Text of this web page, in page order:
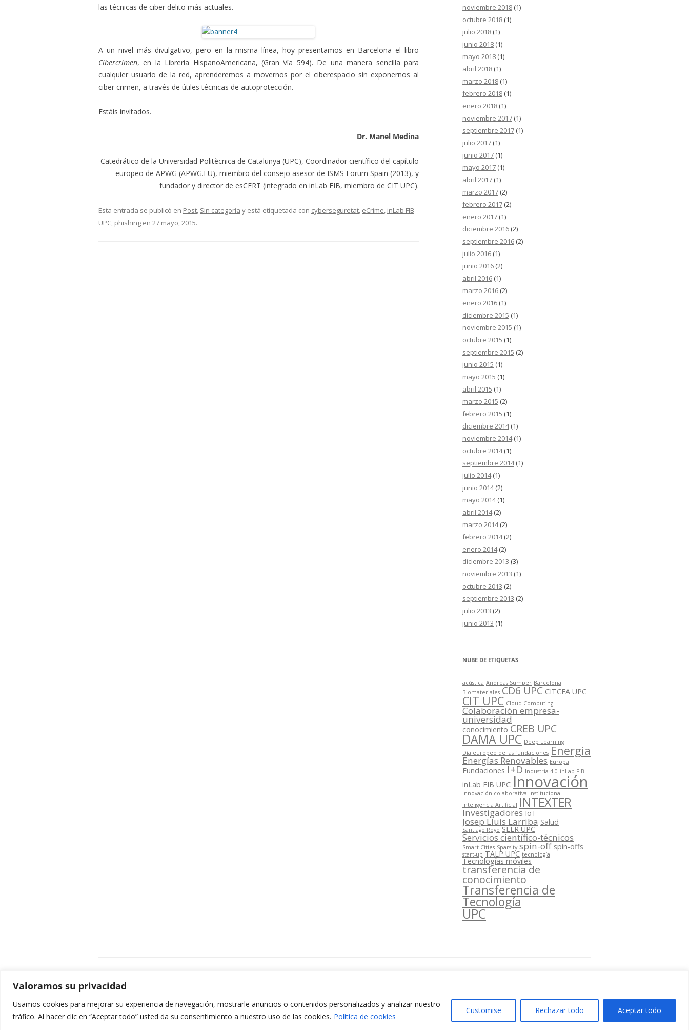
Valoramos su privacidad
Usamos cookies para mejorar su experiencia de navegación, mostrarle anuncios o contenidos personalizados y analizar nuestro
tráfico. Al hacer clic en “Aceptar todo” usted da su consentimiento a nuestro uso de las cookies. Política de cookies
Customise Rechazar todo Aceptar todo
las técnicas de ciber delito más actuales.
A un nivel más divulgativo, pero en la misma línea, hoy presentamos en Barcelona el libro
Cibercrimen, en la Librería HispanoAmericana, (Gran Vía 594). De una manera sencilla para
cualquier usuario de la red, aprenderemos a movernos por el ciberespacio sin exponernos al
ciber crimen, a través de útiles técnicas de autoprotección.
Estáis invitados.
Dr. Manel Medina
Catedrático de la Universidad Politècnica de Catalunya (UPC), Coordinador científico del capítulo
europeo de APWG (APWG.EU), miembro del consejo asesor de ISMS Forum Spain (2013), y
fundador y director de esCERT (integrado en inLab FIB, miembro de CIT UPC).
Esta entrada se publicó en Post, Sin categoría y está etiquetada con cyberseguretat, eCrime, inLab FIB
UPC, phishing en 27 mayo, 2015.
noviembre 2018 (1)
octubre 2018 (1)
julio 2018 (1)
junio 2018 (1)
mayo 2018 (1)
abril 2018 (1)
marzo 2018 (1)
febrero 2018 (1)
enero 2018 (1)
noviembre 2017 (1)
septiembre 2017 (1)
julio 2017 (1)
junio 2017 (1)
mayo 2017 (1)
abril 2017 (1)
marzo 2017 (2)
febrero 2017 (2)
enero 2017 (1)
diciembre 2016 (2)
septiembre 2016 (2)
julio 2016 (1)
junio 2016 (2)
abril 2016 (1)
marzo 2016 (2)
enero 2016 (1)
diciembre 2015 (1)
noviembre 2015 (1)
octubre 2015 (1)
septiembre 2015 (2)
junio 2015 (1)
mayo 2015 (1)
abril 2015 (1)
marzo 2015 (2)
febrero 2015 (1)
diciembre 2014(1)
noviembre 2014(1)
octubre 2014(1)
septiembre 2014(1)
julio 2014(1)
junio 2014(2)
mayo 2014(1)
abril 2014(2)
marzo 2014(2)
febrero 2014(2)
enero 2014(2)
diciembre 2013 (3)
noviembre 2013 (1)
octubre 2013 (2)
septiembre 2013 (2)
julio 2013 (2)
junio 2013 (1)
NUBE DE ETIQUETAS
acústica Andreas Sumper Barcelona
Biomateriales CD6 UPC CITCEA UPC
CIT UPC Cloud Computing
Colaboración empresa-
universidad
conocimiento CREB UPC
DAMA UPC Deep Learning
Día europeo de las fundaciones Energia
Energías Renovables Europa
Fundaciones I+D Industria 4.0 inLab FIB
inLab FIB UPC Innovación
Innovación colaborativa Institucional
Inteligencia Artificial INTEXTER
Investigadores IoT
Josep Lluís Larriba Salud
Santiago Royo SEER UPC
Servicios científico-técnicos
Smart Cities Sparsity spin-off spin-offs
start-up TALP UPC tecnología
Tecnologías móviles
transferencia de
conocimiento
Transferencia de
Tecnología
UPC
C/ Jordi Girona 1-3
08034 Barcelona (Espanya)
+34 93 405 44 03